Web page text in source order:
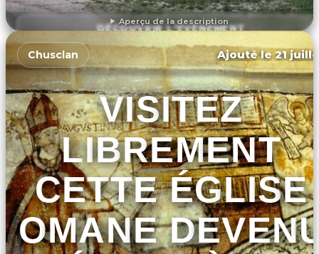
Aperçu de la description
DÉCOUVRIR L'ÉVÉNEMENT
Chusclan Ajouté le 21
VISITEZ
LIBREMENT
CETTE ÉGLISE